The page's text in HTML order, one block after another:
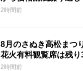
2時間前
8月のさぬき高松ま
花火有料観覧席は残
2時間前